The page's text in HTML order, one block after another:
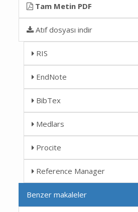
Tam Metin PDF
Atıf dosyası indir
RIS
EndNote
BibTex
Medlars
Procite
Reference Manager
Benzer makaleler